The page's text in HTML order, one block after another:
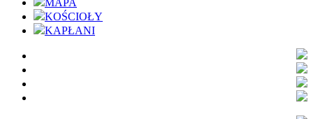
KOŚCIOŁY
KAPŁANI